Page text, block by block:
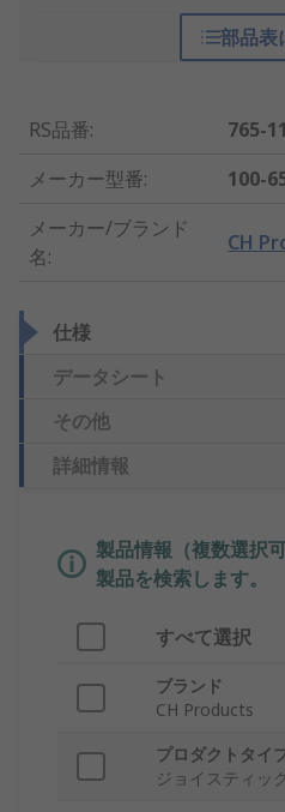
部品表
RS品番:
765-
メーカー型番:
100-
メーカー/ブランド
名:
CH
仕様
データシート
その他
詳細情報
製品情報（複数選択
製品を検索します。
すべて選択
ブランド
CH Products
プロダクトタイ
ジョイスティック